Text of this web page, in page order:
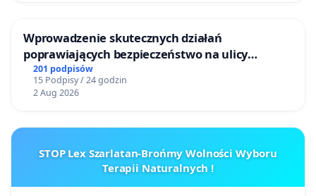
Wprowadzenie skutecznych działań
poprawiających bezpieczeństwo na ulicy
Żeromskiego w Otwocku
201 podpisów
15 Podpisy / 24 godzin
2 Aug 2026
STOP Lex Szarlatan-Brońmy Wolności Wyboru
Terapii Naturalnych !